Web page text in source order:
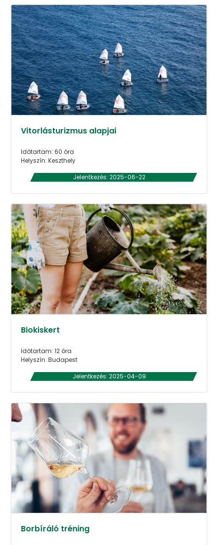
Vitorlásturizmus alapjai
Időtartam: 60 óra
Helyszín: Keszthely
Jelentkezés: 2025-06-22
Biokiskert
Időtartam: 12 óra
Helyszín: Budapest
Jelentkezés: 2025-04-09
Borbíráló tréning